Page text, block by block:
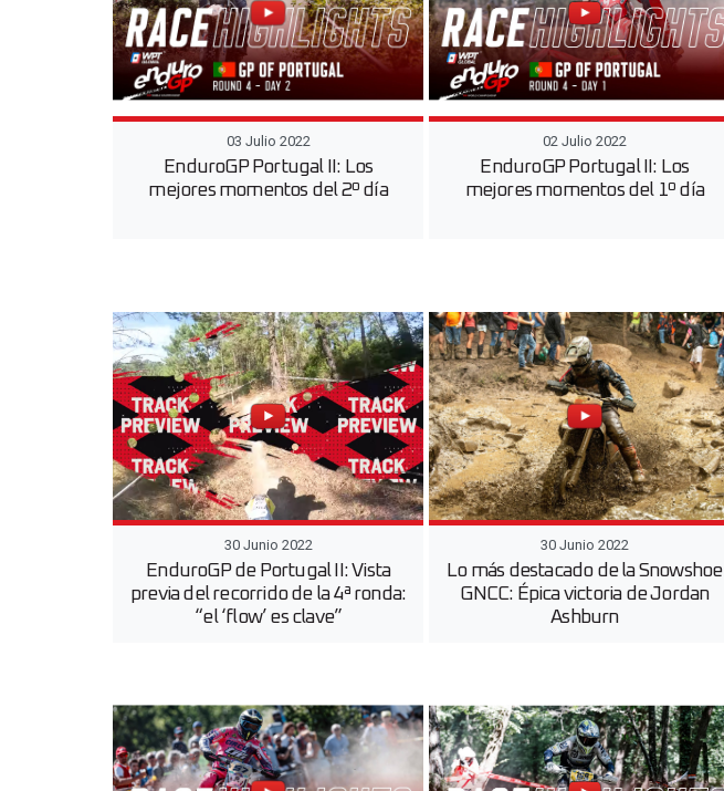
03 Julio 2022
EnduroGP Portugal II: Los
mejores momentos del 2º día
02 Julio 2022
EnduroGP Portugal II: Los
mejores momentos del 1º día
30 Junio 2022
EnduroGP de Portugal II: Vista
previa del recorrido de la 4ª ronda:
“el ‘flow’ es clave”
30 Junio 2022
Lo más destacado de la Snowshoe
GNCC: Épica victoria de Jordan
Ashburn